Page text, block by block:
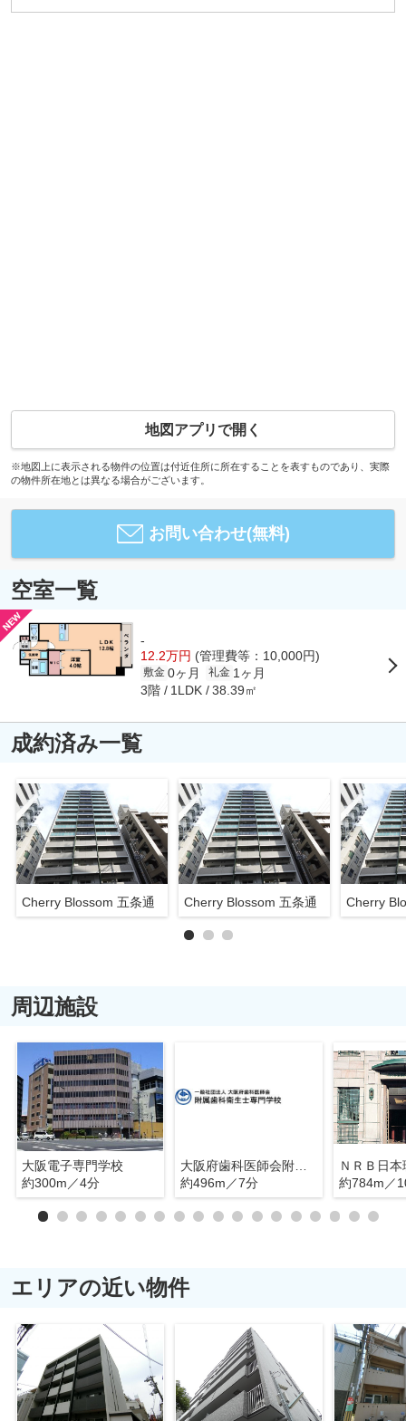
地図アプリで開く
※地図上に表示される物件の位置は付近住所に所在することを表すものであり、実際
の物件所在地とは異なる場合がございます。
お問い合わせ(無料)
空室一覧
-
12.2万円 (管理費等：10,000円)
敷金 0ヶ月 礼金 1ヶ月
3階 1LDK 38.39㎡
成約済み一覧
Cherry Blossom 五条通 Cherry Blossom 五条通 Cherry
周辺施設
大阪電子専門学校
約300m／4分
大阪府歯科医師会附属歯科衛生士専門学校
約496m／7分
約784m／
エリアの近い物件